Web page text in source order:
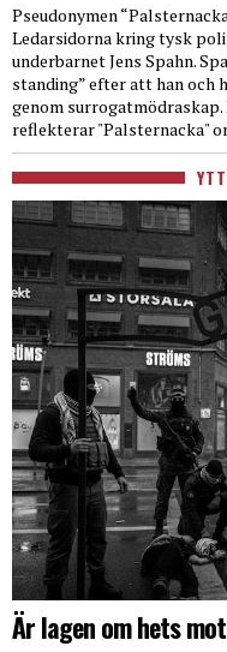
Pseudonymen
Ledarsidorna kring tysk
underbarnet Jens Spahn.
standing” efter att han och
genom
reflekterar "Palsternacka"
Är lagen om hets